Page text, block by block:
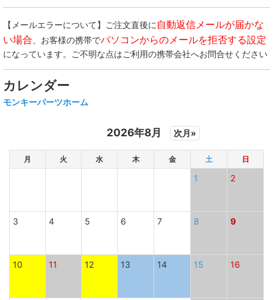
【メールエラーについて】ご注文直後に 自動返信メールが届かな
い場合 、お客様の携帯でパソコンからのメールを拒否する設定
になっています。ご不明な点はご利用の携帯会社へお問合せください
カレンダー
モンキーパーツホーム
2026年8月 次月»
月 火 水 木 金 土 日
1 2
3 4 5 6 7 8 9
10 11 12 13 14 15 16